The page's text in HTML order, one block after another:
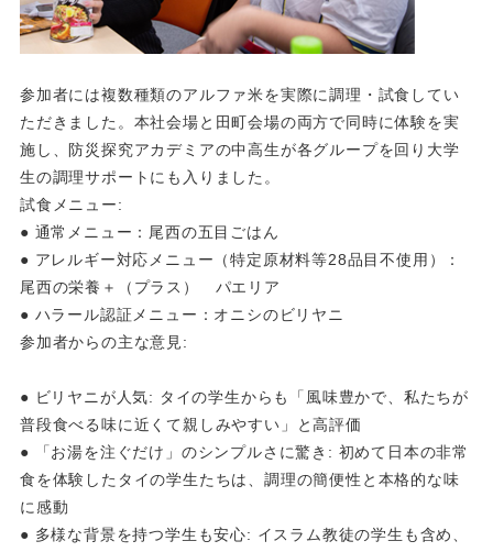
参加者には複数種類のアルファ米を実際に調理・試食してい
ただきました。本社会場と田町会場の両方で同時に体験を実
施し、防災探究アカデミアの中高生が各グループを回り大学
生の調理サポートにも入りました。
試食メニュー:
● 通常メニュー：尾西の五目ごはん
● アレルギー対応メニュー（特定原材料等28品目不使用）：
尾西の栄養＋（プラス） パエリア
● ハラール認証メニュー：オニシのビリヤニ
参加者からの主な意見:
● ビリヤニが人気: タイの学生からも「風味豊かで、私たちが
普段食べる味に近くて親しみやすい」と高評価
● 「お湯を注ぐだけ」のシンプルさに驚き: 初めて日本の非常
食を体験したタイの学生たちは、調理の簡便性と本格的な味
に感動
● 多様な背景を持つ学生も安心: イスラム教徒の学生も含め、